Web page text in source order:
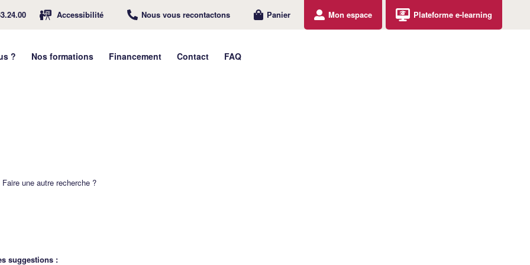
Accessibilité Nous vous recontactons Panier Mon espace Plateforme e-learning
? Nos formations Financement Contact FAQ
une autre recherche ?
suggestions :